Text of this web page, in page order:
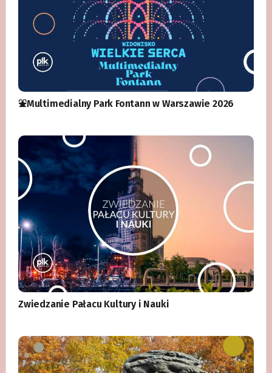
⛲️Multimedialny Park Fontann w Warszawie 2026
Zwiedzanie Pałacu Kultury i Nauki